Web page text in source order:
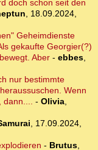
doch schon seit den
, 18.09.2024,
Geheimdienste
gekaufte Georgier(?)
Aber - ebbes,
nur bestimmte
Wenn
dann.... - Olivia,
, 17.09.2024,
- Brutus,